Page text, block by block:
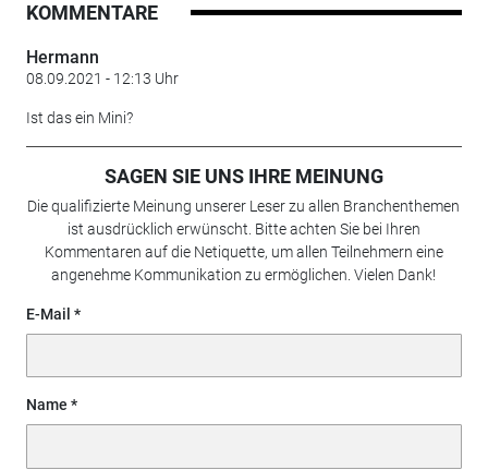
KOMMENTARE
Hermann
08.09.2021 - 12:13 Uhr
Ist das ein Mini?
SAGEN SIE UNS IHRE MEINUNG
Die qualifizierte Meinung unserer Leser zu allen Branchenthemen
ist ausdrücklich erwünscht. Bitte achten Sie bei Ihren
Kommentaren auf die Netiquette, um allen Teilnehmern eine
angenehme Kommunikation zu ermöglichen. Vielen Dank!
E-Mail
Name